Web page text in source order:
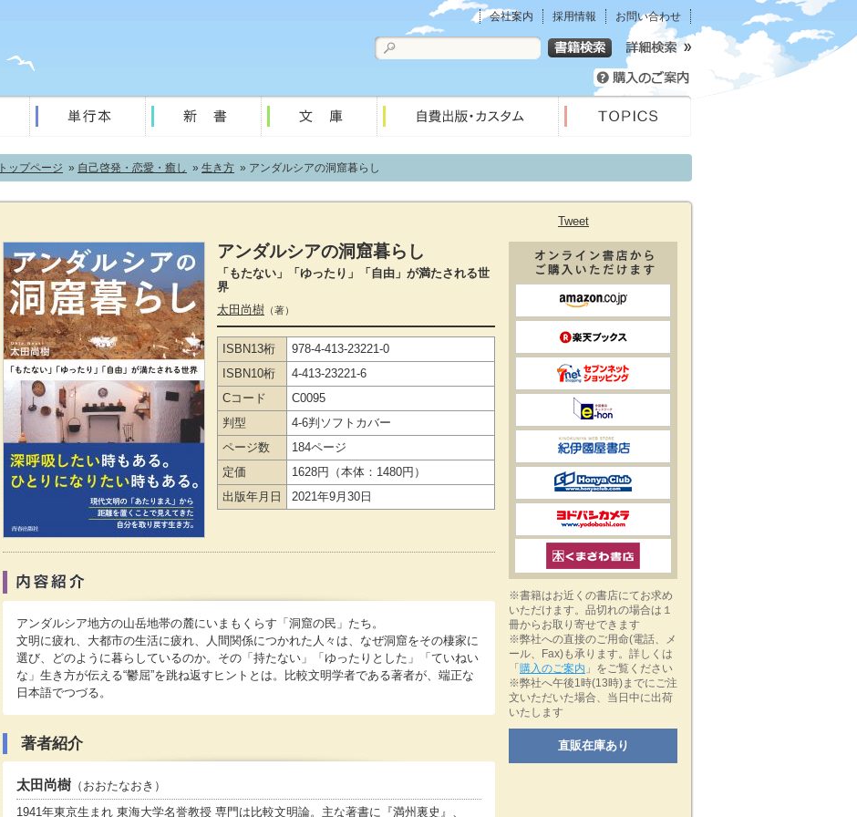
会社案内 採用情報 お問い合わせ
トップページ » 自己啓発・恋愛・癒し » 生き方 » アンダルシアの洞窟暮らし
Tweet
アンダルシアの洞窟暮らし
「もたない」「ゆったり」「自由」が満たされる世
界
太田尚樹 （著）
ISBN13桁
978-4-413-23221-0
ISBN10桁
4-413-23221-6
Cコード
C0095
判型
4-6判ソフトカバー
ページ数
184ページ
定価
1628円
（本体：1480円）
出版年月日
2021年9月30日
アンダルシア地方の山岳地帯の麓にいまもくらす「洞窟の民」たち。
文明に疲れ、大都市の生活に疲れ、人間関係につかれた人々は、なぜ洞窟をその棲家に
選び、どのように暮らしているのか。その「持たない」「ゆったりとした」「ていねい
な」生き方が伝える“鬱屈”を跳ね返すヒントとは。比較文明学者である著者が、端正な
日本語でつづる。
著者紹介
太田尚樹 （おおたなおき）
1941年東京生まれ 東海大学名誉教授 専門は比較文明論。主な著書に『満州裏史』、
※書籍はお近くの書店にてお求め
いただけます。品切れの場合は１
冊からお取り寄せできます
※弊社への直接のご用命(電話、メ
ール、Fax)も承ります。詳しくは
「 購入のご案内 」をご覧ください
※弊社へ午後1時(13時)までにご注
文いただいた場合、当日中に出荷
いたします
直販在庫あり